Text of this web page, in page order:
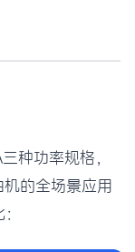
种功率规格，
的全场景应用